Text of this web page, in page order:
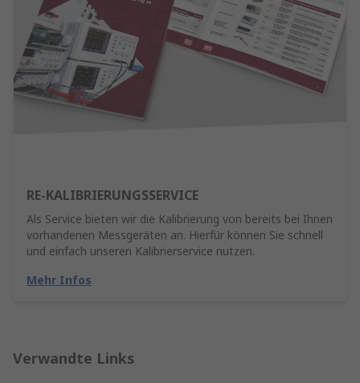
RE-KALIBRIERUNGSSERVICE
Als Service bieten wir die Kalibrierung von bereits bei Ihnen
vorhandenen Messgeräten an. Hierfür können Sie schnell
und einfach unseren Kalibrierservice nutzen.
Mehr Infos
Verwandte Links